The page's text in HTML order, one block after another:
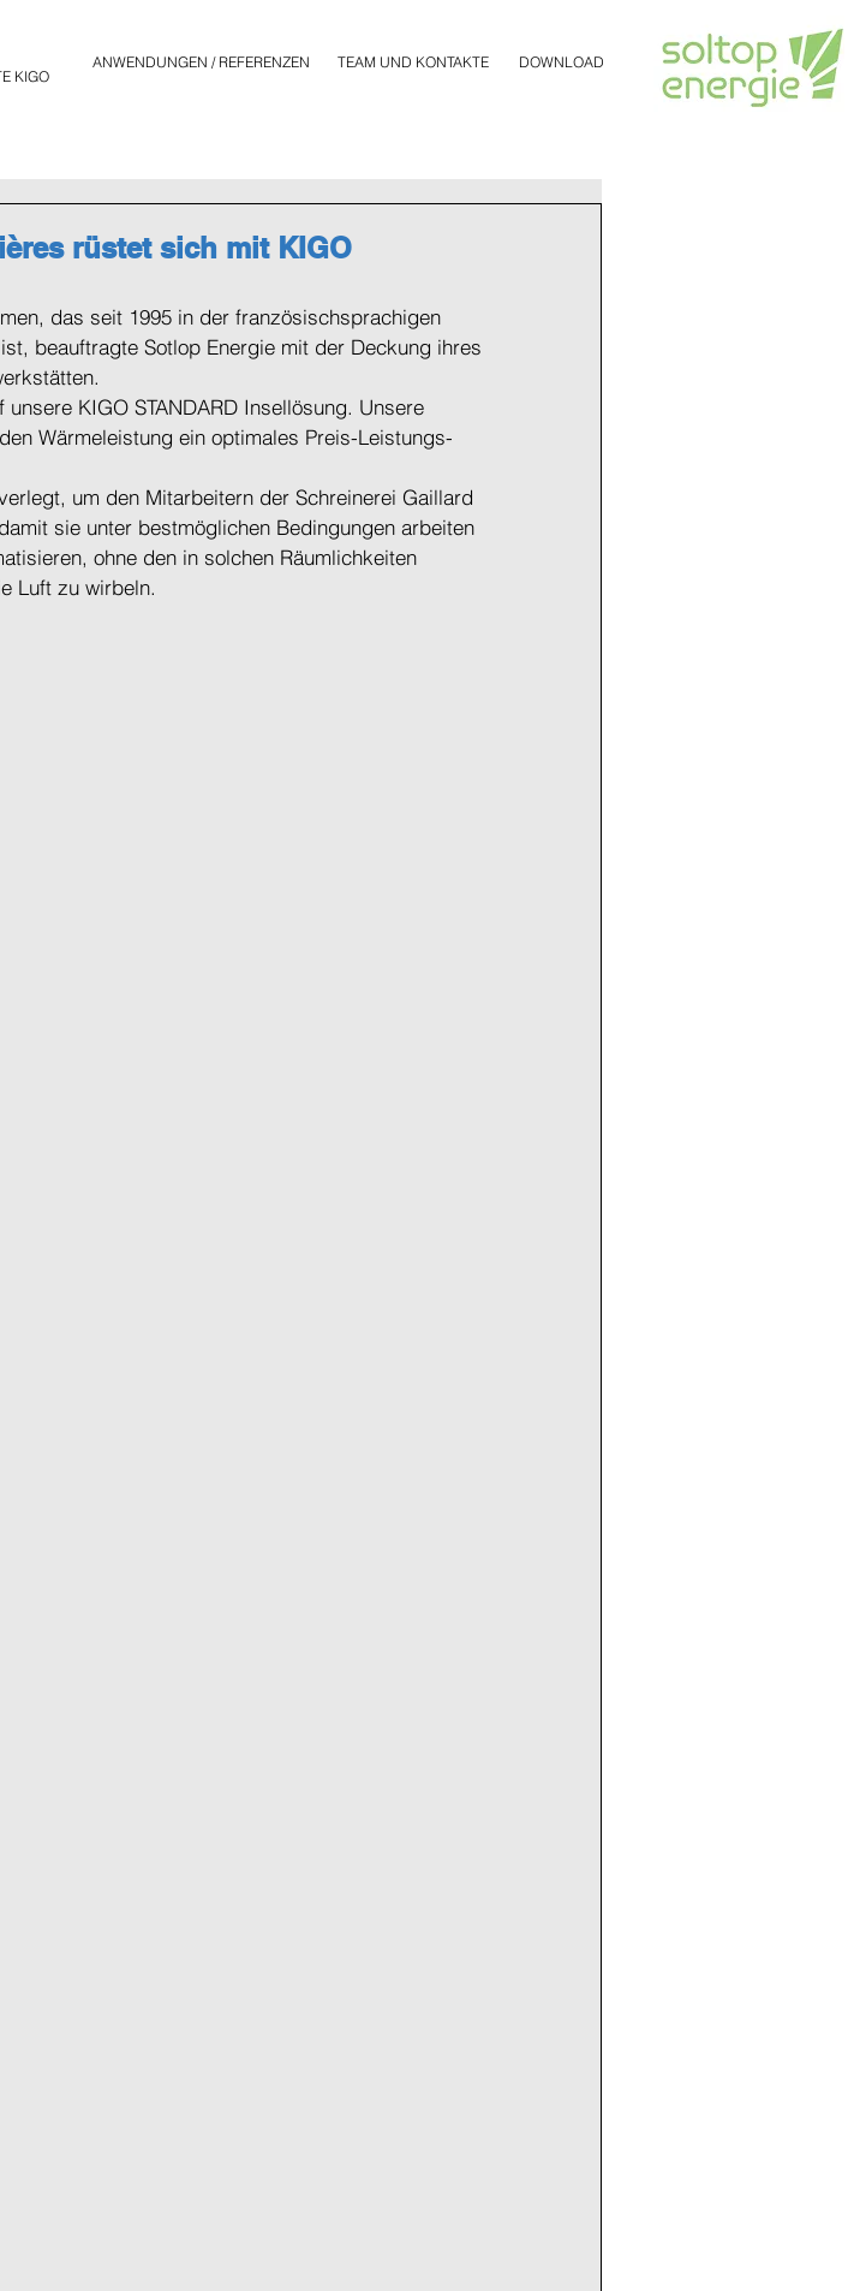
KIGO
ANWENDUNGEN / REFERENZEN TEAM UND KONTAKTE DOWNLOAD
rüstet sich mit KIGO
das seit 1995 in der französischsprachigen
beauftragte Sotlop Energie mit der Deckung ihres
KIGO STANDARD Insellösung. Unsere
Wärmeleistung ein optimales Preis-Leistungs-
um den Mitarbeitern der Schreinerei Gaillard
sie unter bestmöglichen Bedingungen arbeiten
ohne den in solchen Räumlichkeiten
Luft zu wirbeln.